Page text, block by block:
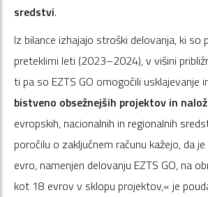
sredstvi.
Iz bilance izhajajo stroški delovanja, ki so
preteklimi leti (2023–2024), v višini
ti pa so EZTS GO omogočili usklajevanje
bistveno obsežnejših projektov in
evropskih, nacionalnih in regionalnih
poročilu o zaključnem računu kažejo, da
evro, namenjen delovanju EZTS GO, na
kot 18 evrov v sklopu projektov,« je